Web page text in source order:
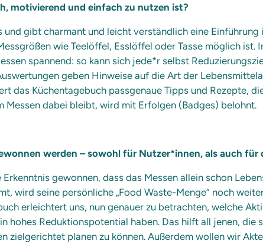
motivierend und einfach zu nutzen ist?
gibt charmant und leicht verständlich eine Einführung
wie Teelöffel, Esslöffel oder Tasse möglich
spannend: so kann sich jede*r selbst
geben Hinweise auf die Art der
das Küchentagebuch passgenaue Tipps und Rezepte,
dabei bleibt, wird mit Erfolgen (Badges) belohnt.
werden – sowohl für Nutzer*innen, als auch für
gewonnen, dass das Messen allein schon
wird seine persönliche „Food Waste-Menge“ noch
erleichtert uns, nun genauer zu betrachten, welche
hohes Reduktionspotential haben. Das hilft all jenen, die
zielgerichtet planen zu können. Außerdem wollen wir